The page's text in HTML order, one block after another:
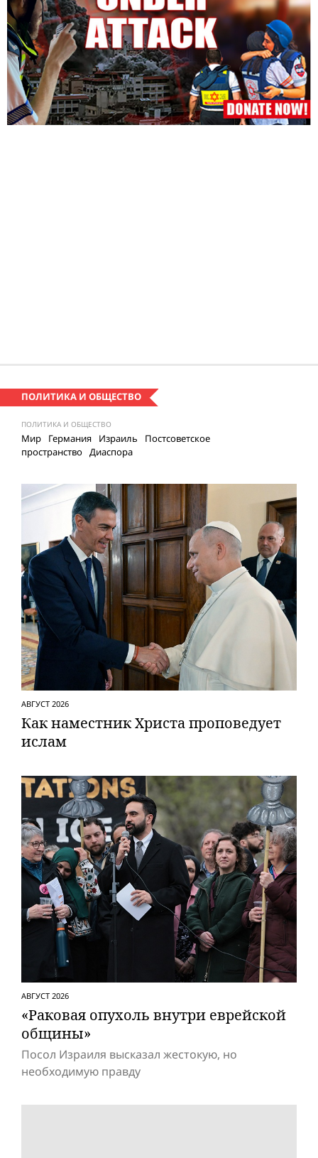
ПОЛИТИКА И ОБЩЕСТВО
ПОЛИТИКА И ОБЩЕСТВО
Мир Германия Израиль
Постсоветское
пространство Диаспора
АВГУСТ 2026
Как наместник Христа проповедует
ислам
АВГУСТ 2026
«Раковая опухоль внутри еврейской
общины»
Посол Израиля высказал жестокую, но
необходимую правду